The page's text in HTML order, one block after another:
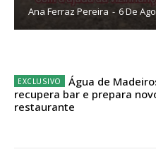
Planos
Faça-se assinante do Região de
Sendo assinante terá acesso a
Ana Ferraz Pereira - 6 De
Água de
recupera bar e prepara
restaurante